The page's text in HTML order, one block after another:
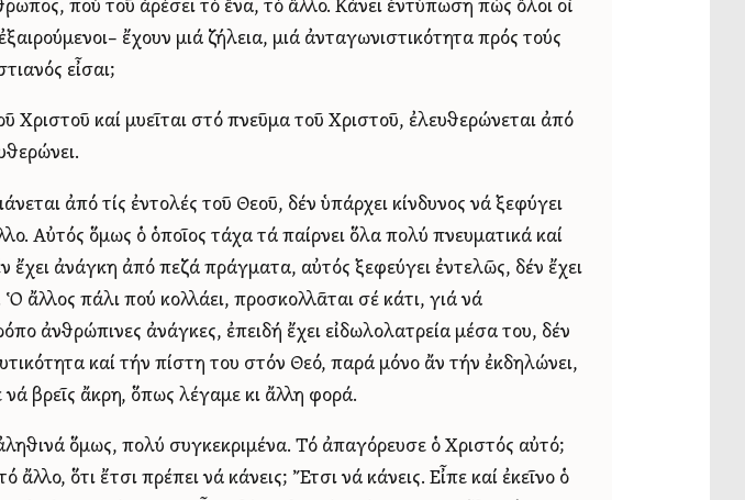
πού τοῦ ἀρέσει τό ἕνα, τό ἄλλο. Κάνει ἐντύπωση πώς ὅλοι οἱ
ἔχουν μιά ζήλεια, μιά ἀνταγωνιστικότητα πρός τούς
εἶσαι;
Χριστοῦ καί μυεῖται στό πνεῦμα τοῦ Χριστοῦ, ἐλευθερώνεται ἀπό
ἀπό τίς ἐντολές τοῦ Θεοῦ, δέν ὑπάρχει κίνδυνος νά ξεφύγει
Αὐτός ὅμως ὁ ὁποῖος τάχα τά παίρνει ὅλα πολύ πνευματικά καί
ἔχει ἀνάγκη ἀπό πεζά πράγματα, αὐτός ξεφεύγει ἐντελῶς, δέν ἔχει
ἄλλος πάλι πού κολλάει, προσκολλᾶται σέ κάτι, γιά νά
ἀνθρώπινες ἀνάγκες, ἐπειδή ἔχει εἰδωλολατρεία μέσα του, δέν
καί τήν πίστη του στόν Θεό, παρά μόνο ἄν τήν ἐκδηλώνει,
βρεῖς ἄκρη, ὅπως λέγαμε κι ἄλλη φορά.
ὅμως, πολύ συγκεκριμένα. Τό ἀπαγόρευσε ὁ Χριστός αὐτό;
ἄλλο, ὅτι ἔτσι πρέπει νά κάνεις; Ἔτσι νά κάνεις. Εἶπε καί ἐκεῖνο ὁ